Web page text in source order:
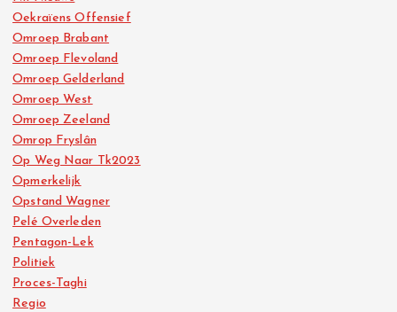
Oekraïens Offensief
Omroep Brabant
Omroep Flevoland
Omroep Gelderland
Omroep West
Omroep Zeeland
Omrop Fryslân
Op Weg Naar Tk2023
Opmerkelijk
Opstand Wagner
Pelé Overleden
Pentagon-Lek
Politiek
Proces-Taghi
Regio